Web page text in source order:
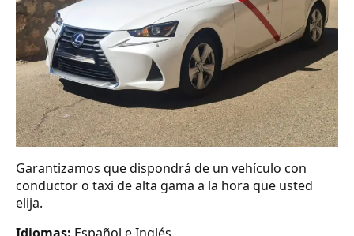
Garantizamos que dispondrá de un vehículo con
conductor o taxi de alta gama a la hora que usted
elija.